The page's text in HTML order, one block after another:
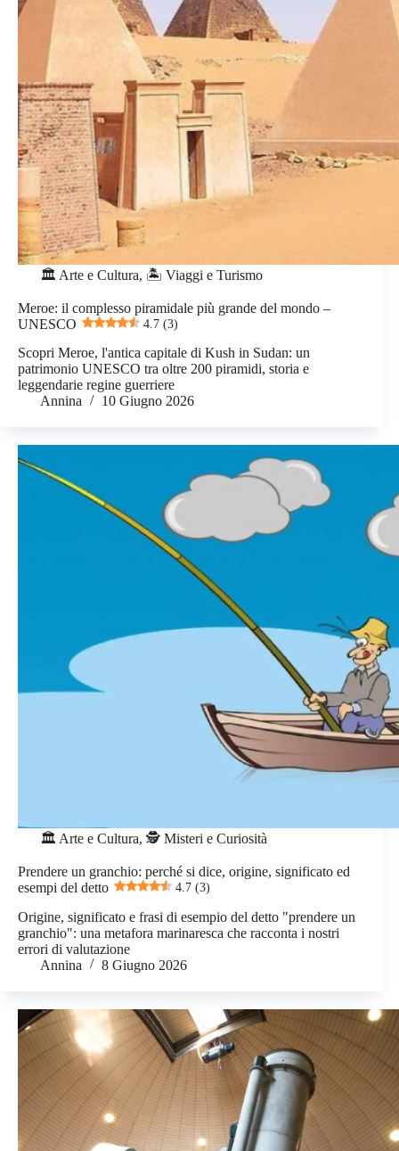
🏛️ Arte e Cultura, 🏝️ Viaggi e Turismo
Meroe: il complesso piramidale più grande del mondo –
UNESCO
4.7 (3)
Scopri Meroe, l'antica capitale di Kush in Sudan: un
patrimonio UNESCO tra oltre 200 piramidi, storia e
leggendarie regine guerriere
Annina
10 Giugno 2026
🏛️ Arte e Cultura, 🕵️ Misteri e Curiosità
Prendere un granchio: perché si dice, origine, significato ed
esempi del detto
4.7 (3)
Origine, significato e frasi di esempio del detto "prendere un
granchio": una metafora marinaresca che racconta i nostri
errori di valutazione
Annina
8 Giugno 2026